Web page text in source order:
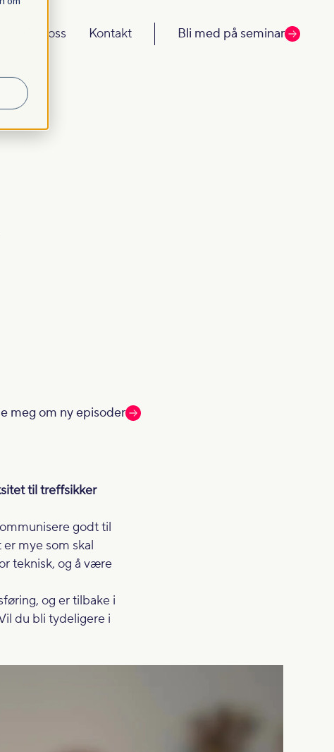
Om oss Kontakt Bli med på seminar
meg om ny episoder
til treffsikker
godt til
mye som skal
teknisk, og å være
og er tilbake i
du bli tydeligere i